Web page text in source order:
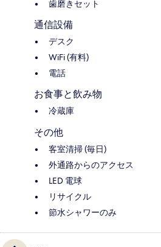
歯磨きセット
通信設備
デスク
WiFi (有料)
電話
お食事と飲み物
冷蔵庫
その他
客室清掃 (毎日)
外通路からのアクセス
LED 電球
リサイクル
節水シャワーのみ